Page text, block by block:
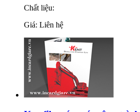
Chất liệu:
Giá: Liên hệ